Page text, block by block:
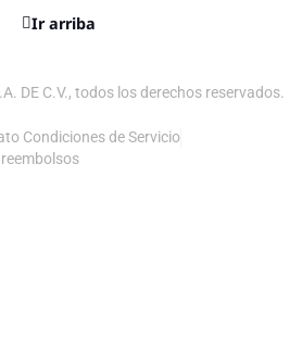
Ir arriba
DE C.V., todos los derechos reservados.
Condiciones de Servicio